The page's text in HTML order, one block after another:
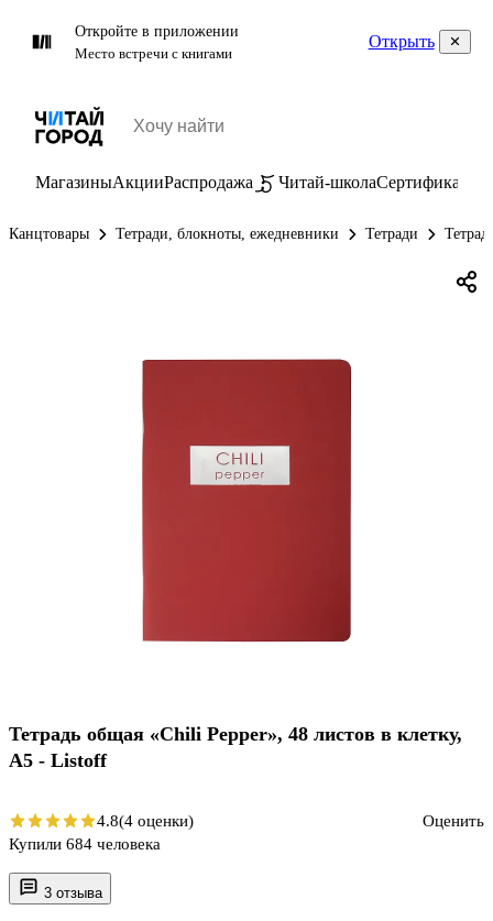
Откройте в приложении
Место встречи с книгами
Открыть
МагазиныАкцииРаспродажа Читай-школаСертификаты
Канцтовары Тетради, блокноты, ежедневники Тетради
3 отзыва
Тетрадь общая «Chili Pepper», 48 листов в клетку,
A5 - Listoff
4.8(4 оценки)
Оценить
Купили 684 человека